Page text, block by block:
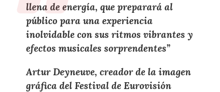
llena de energía, que preparará al
público para una experiencia
inolvidable con sus ritmos vibrantes y
efectos musicales sorprendentes”
Artur Deyneuve, creador de la imagen
gráfica del Festival de Eurovisión